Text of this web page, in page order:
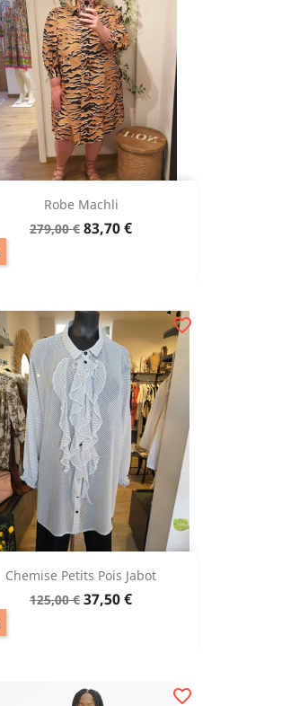
Robe Machli
Prix
279,00 € Prix
83,70 €
Chemise Petits Pois Jabot
Prix
125,00 € Prix
37,50 €
favorite_border
favorite_border